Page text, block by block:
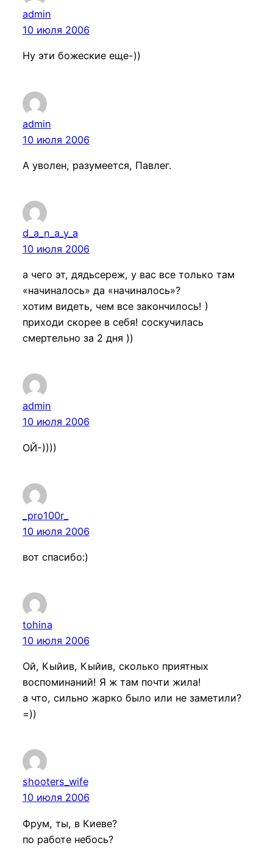
admin
10 июля 2006
Ну эти божеские еще-))
admin
10 июля 2006
А уволен, разумеется, Павлег.
d_a_n_a_y_a
10 июля 2006
а чего эт, дядьсереж, у вас все только там
«начиналось» да «начиналось»?
хотим видеть, чем все закончилось! )
приходи скорее в себя! соскучилась
смертельно за 2 дня ))
admin
10 июля 2006
ОЙ-))))
_pro100r_
10 июля 2006
вот спасибо:)
tohina
10 июля 2006
Ой, Кыйив, Кыйив, сколько приятных
воспоминаний! Я ж там почти жила!
а что, сильно жарко было или не заметили?
=))
shooters_wife
10 июля 2006
Фрум, ты, в Киеве?
по работе небось?